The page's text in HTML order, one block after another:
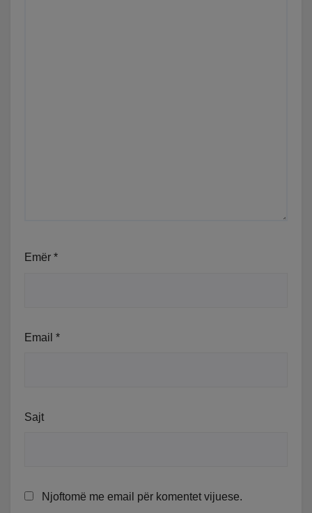
Emër *
Email *
Sajt
Njoftomë me email për komentet vijuese.